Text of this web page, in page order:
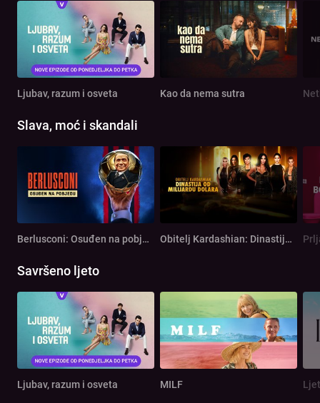
Ljubav, razum i osveta Kao da nema sutra
Slava, moć i skandali
Berlusconi: Osuđen na pobjedu Obitelj Kardashian: Dinastija od milijardu dolara
Savršeno ljeto
Ljubav, razum i osveta MILF